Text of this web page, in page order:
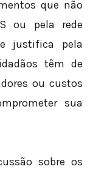
que não
ou pela rede
justifica pela
têm de
ou custos
sua
sobre os